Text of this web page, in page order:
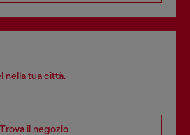
nella tua città.
Trova il negozio